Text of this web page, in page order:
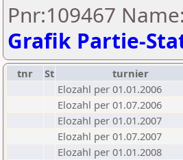
Pnr:109467
Grafik Partie-
tnr St turnier
Elozahl per 01.01.2006
Elozahl per 01.07.2006
Elozahl per 01.01.2007
Elozahl per 01.07.2007
Elozahl per 01.01.2008